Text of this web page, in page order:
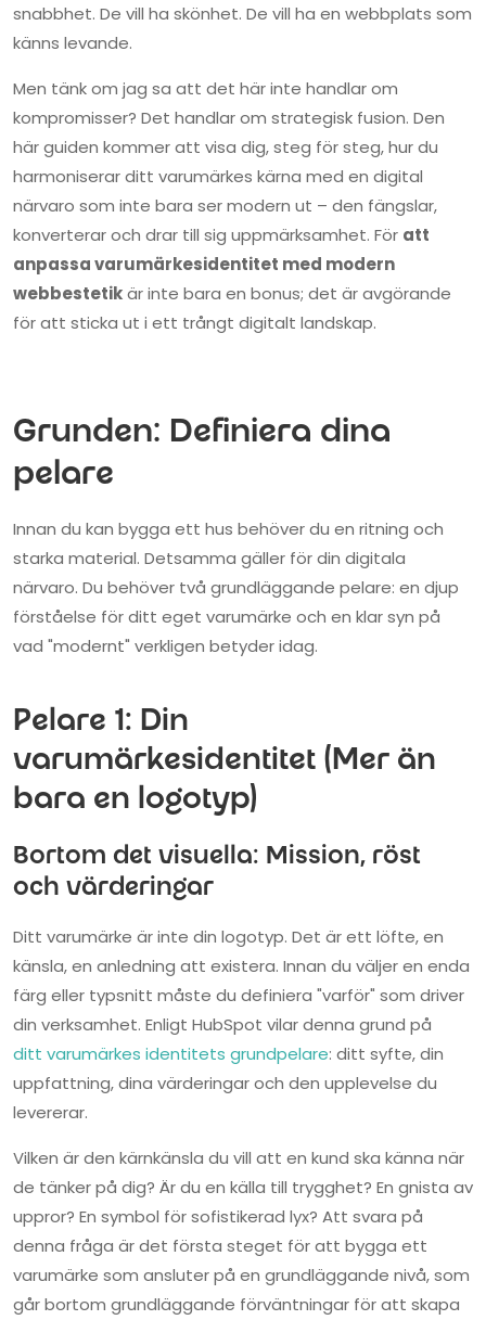
snabbhet. De vill ha skönhet. De vill ha en webbplats som
känns levande.
Men tänk om jag sa att det här inte handlar om
kompromisser? Det handlar om strategisk fusion. Den
här guiden kommer att visa dig, steg för steg, hur du
harmoniserar ditt varumärkes kärna med en digital
närvaro som inte bara ser modern ut – den fängslar,
konverterar och drar till sig uppmärksamhet. För att
anpassa varumärkesidentitet med modern
webbestetikär inte bara en bonus; det är avgörande
för att sticka ut i ett trångt digitalt landskap.
Grunden: Definiera dina
pelare
Innan du kan bygga ett hus behöver du en ritning och
starka material. Detsamma gäller för din digitala
närvaro. Du behöver två grundläggande pelare: en djup
förståelse för ditt eget varumärke och en klar syn på
vad "modernt" verkligen betyder idag.
Pelare 1: Din
varumärkesidentitet (Mer än
bara en logotyp)
Bortom det visuella: Mission, röst
och värderingar
Ditt varumärke är inte din logotyp. Det är ett löfte, en
känsla, en anledning att existera. Innan du väljer en enda
färg eller typsnitt måste du definiera "varför" som driver
din verksamhet. Enligt HubSpot vilar denna grund på
ditt varumärkes identitets grundpelare: ditt syfte, din
uppfattning, dina värderingar och den upplevelse du
levererar.
Vilken är den kärnkänsla du vill att en kund ska känna när
de tänker på dig? Är du en källa till trygghet? En gnista av
uppror? En symbol för sofistikerad lyx? Att svara på
denna fråga är det första steget för att bygga ett
varumärke som ansluter på en grundläggande nivå, som
går bortom grundläggande förväntningar för att skapa